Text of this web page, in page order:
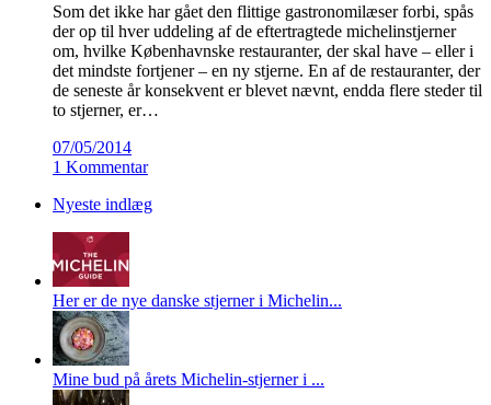
Som det ikke har gået den flittige gastronomilæser forbi, spås
der op til hver uddeling af de eftertragtede michelinstjerner
om, hvilke Københavnske restauranter, der skal have – eller i
det mindste fortjener – en ny stjerne. En af de restauranter, der
de seneste år konsekvent er blevet nævnt, endda flere steder til
to stjerner, er…
07/05/2014
1 Kommentar
Nyeste indlæg
Her er de nye danske stjerner i Michelin...
Mine bud på årets Michelin-stjerner i ...